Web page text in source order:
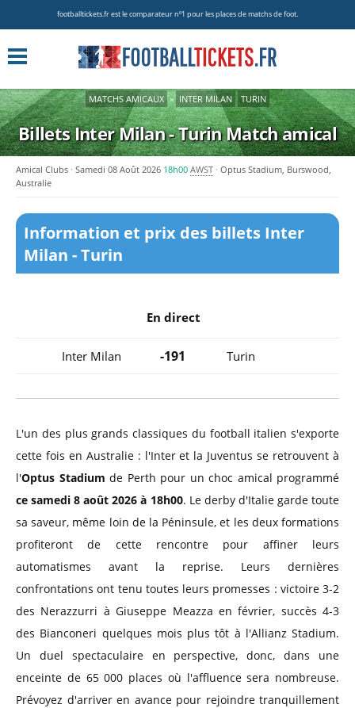
footballtickets.fr est le comparateur nº1 pour les places de matchs de foot.
MATCHS AMICAUX » INTER MILAN TURIN
Billets Inter Milan - TurinMatch amical
Amical Clubs Samedi 08 Août 2026 18h00 AWST
Optus Stadium, Burswood,
Australie
Information et prix des billets Inter
Milan - Turin
En direct
Inter Milan -191 Turin
L'un des plus grands classiques du football italien s'exporte
cette fois en Australie : l'Inter et la Juventus se retrouvent à
l'Optus Stadium de Perth pour un choc amical programmé
ce samedi 8 août 2026 à 18h00. Le derby d'Italie garde toute
sa saveur, même loin de la Péninsule, et les deux formations
profiteront de cette rencontre pour affiner leurs
automatismes avant la reprise. Leurs dernières
confrontations ont tenu toutes leurs promesses : victoire 3-2
des Nerazzurri à Giuseppe Meazza en février, succès 4-3
des Bianconeri quelques mois plus tôt à l'Allianz Stadium.
Un duel spectaculaire en perspective, donc, dans une
enceinte de 65 000 places où l'affluence sera nombreuse.
Prévoyez d'arriver en avance pour rejoindre tranquillement